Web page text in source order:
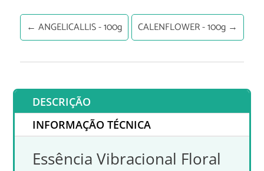
← ANGELICALLIS - 100g CALENFLOWER - 100g →
DESCRIÇÃO
INFORMAÇÃO TÉCNICA
Essência Vibracional Floral